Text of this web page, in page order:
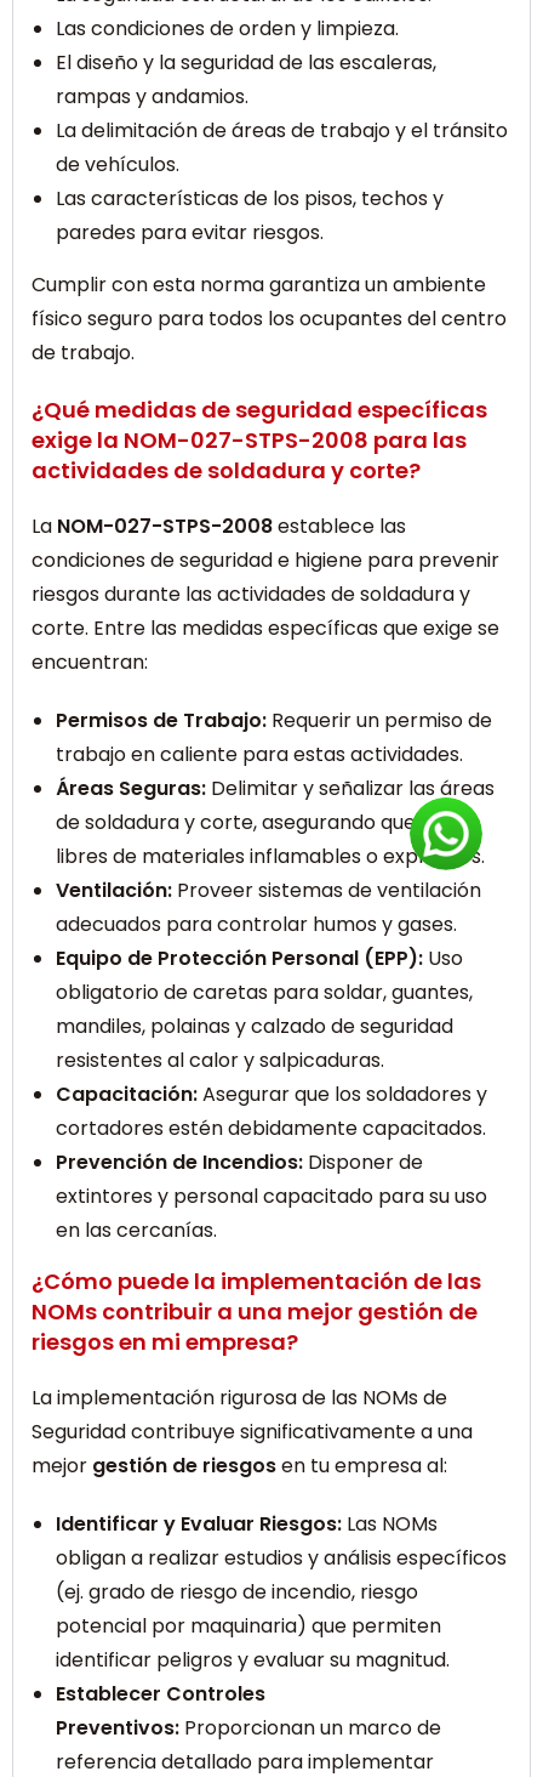
Las condiciones de orden y limpieza.
El diseño y la seguridad de las escaleras,
rampas y andamios.
La delimitación de áreas de trabajo y el tránsito
de vehículos.
Las características de los pisos, techos y
paredes para evitar riesgos.
Cumplir con esta norma garantiza un ambiente
físico seguro para todos los ocupantes del centro
de trabajo.
¿Qué medidas de seguridad específicas
exige la NOM-027-STPS-2008 para las
actividades de soldadura y corte?
La NOM-027-STPS-2008establece las
condiciones de seguridad e higiene para prevenir
riesgos durante las actividades de soldadura y
corte. Entre las medidas específicas que exige se
encuentran:
Permisos de Trabajo: Requerir un permiso de
trabajo en caliente para estas actividades.
Áreas Seguras: Delimitar y señalizar las áreas
de soldadura y corte, asegurando que estén
libres de materiales inflamables o explosivos.
Ventilación: Proveer sistemas de ventilación
adecuados para controlar humos y gases.
Equipo de Protección Personal (EPP): Uso
obligatorio de caretas para soldar, guantes,
mandiles, polainas y calzado de seguridad
resistentes al calor y salpicaduras.
Capacitación:Asegurar que los soldadores y
cortadores estén debidamente capacitados.
Prevención de Incendios: Disponer de
extintores y personal capacitado para su uso
en las cercanías.
¿Cómo puede la implementación de las
NOMs contribuir a una mejor gestión de
riesgos en mi empresa?
La implementación rigurosa de las NOMs de
Seguridad contribuye significativamente a una
mejor gestión de riesgosen tu empresa al:
Identificar y Evaluar Riesgos: Las NOMs
obligan a realizar estudios y análisis específicos
(ej. grado de riesgo de incendio, riesgo
potencial por maquinaria) que permiten
identificar peligros y evaluar su magnitud.
Establecer Controles
Preventivos: Proporcionan un marco de
referencia detallado para implementar